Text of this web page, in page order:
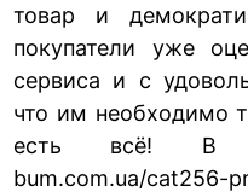
товар и
покупатели уже
сервиса и с
что им необходимо
есть всё! В
bum.com.ua/cat256-